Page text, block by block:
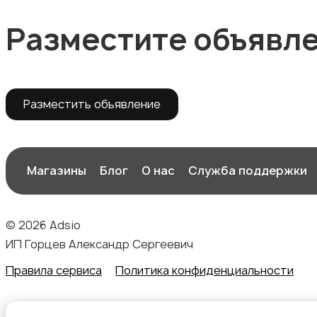
Разместите
Разместить объявление
Магазины Блог О нас Служба поддержки
© 2026 Adsio
ИП Горцев Александр Сергеевич
Правила сервиса
Политика конфиденциальности